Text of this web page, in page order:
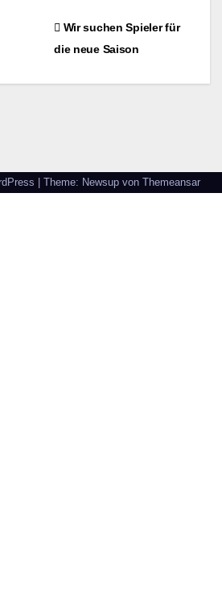
Wir suchen Spieler für
die neue Saison
Theme: Newsup von Themeansar